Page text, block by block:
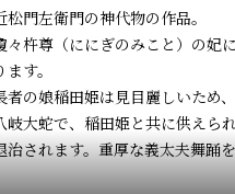
門左衛門の神代物の作品。
杵尊（ににぎのみこと）の妃
す。
の娘稲田姫は見目麗しいため、
岐大蛇で、稲田姫と共に供えら
治されます。重厚な義太夫舞踊